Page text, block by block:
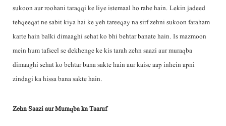
sukoon aur roohani taraqqi ke liye istemaal ho rahe hain. Lekin jadeed
tehqeeqat ne sabit kiya hai ke yeh tareeqay na sirf zehni sukoon faraham
karte hain balki dimaaghi sehat ko bhi behtar banate hain. Is mazmoon
mein hum tafseel se dekhenge ke kis tarah zehn saazi aur muraqba
dimaaghi sehat ko behtar bana sakte hain aur kaise aap inhein apni
zindagi ka hissa bana sakte hain.
Zehn Saazi aur Muraqba ka Taaruf